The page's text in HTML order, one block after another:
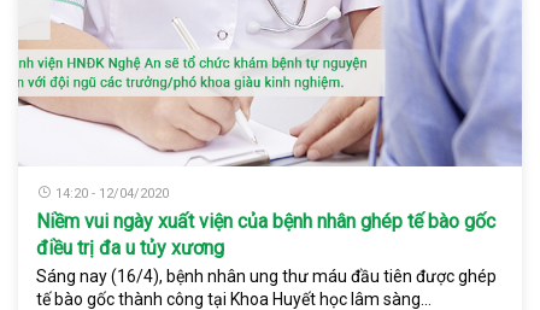
14:20 - 12/04/2020
Niềm vui ngày xuất viện của bệnh nhân ghép tế bào gốc
điều trị đa u tủy xương
Sáng nay (16/4), bệnh nhân ung thư máu đầu tiên được ghép
tế bào gốc thành công tại Khoa Huyết học lâm sàng...